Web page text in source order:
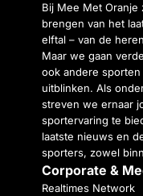
Bij Mee Met
brengen van het
elftal – van de
Maar we gaan
ook andere
uitblinken. Als
streven we ernaar
sportervaring te
laatste nieuws en
sporters, zowel
Corporate &
Realtimes Network